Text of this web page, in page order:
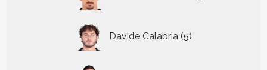
Davide Calabria 5
producten